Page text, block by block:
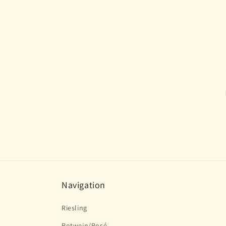
Navigation
Riesling